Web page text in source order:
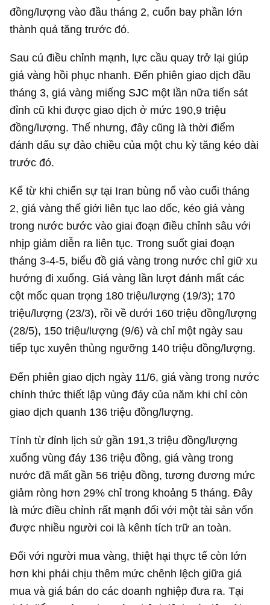
đồng/lượng vào đầu tháng 2, cuốn bay phần lớn
thành quả tăng trước đó.
Sau cú điều chỉnh mạnh, lực cầu quay trở lại giúp
giá vàng hồi phục nhanh. Đến phiên giao dịch đầu
tháng 3, giá vàng miếng SJC một lần nữa tiến sát
đỉnh cũ khi được giao dịch ở mức 190,9 triệu
đồng/lượng. Thế nhưng, đây cũng là thời điểm
đánh dấu sự đảo chiều của một chu kỳ tăng kéo dài
trước đó.
Kể từ khi chiến sự tại Iran bùng nổ vào cuối tháng
2, giá vàng thế giới liên tục lao dốc, kéo giá vàng
trong nước bước vào giai đoạn điều chỉnh sâu với
nhịp giảm diễn ra liên tục. Trong suốt giai đoạn
tháng 3-4-5, biểu đồ giá vàng trong nước chỉ giữ xu
hướng đi xuống. Giá vàng lần lượt đánh mất các
cột mốc quan trọng 180 triệu/lượng (19/3); 170
triệu/lượng (23/3), rồi về dưới 160 triệu đồng/lượng
(28/5), 150 triệu/lượng (9/6) và chỉ một ngày sau
tiếp tục xuyên thủng ngưỡng 140 triệu đồng/lượng.
Đến phiên giao dịch ngày 11/6, giá vàng trong nước
chính thức thiết lập vùng đáy của năm khi chỉ còn
giao dịch quanh 136 triệu đồng/lượng.
Tính từ đỉnh lịch sử gần 191,3 triệu đồng/lượng
xuống vùng đáy 136 triệu đồng, giá vàng trong
nước đã mất gần 56 triệu đồng, tương đương mức
giảm ròng hơn 29% chỉ trong khoảng 5 tháng. Đây
là mức điều chỉnh rất mạnh đối với một tài sản vốn
được nhiều người coi là kênh tích trữ an toàn.
Đối với người mua vàng, thiệt hại thực tế còn lớn
hơn khi phải chịu thêm mức chênh lệch giữa giá
mua và giá bán do các doanh nghiệp đưa ra. Tại